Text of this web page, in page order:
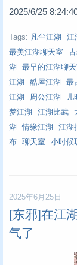
2025/6/25
Tags: 凡尘江湖 江
最美江湖聊天室
湖
最早的江湖聊
江湖
酷屋江湖 最
江湖
周公江湖 儿
梦江湖
江湖比武
湖
情缘江湖 江湖
布
聊天室 小时候
2025年6月25日
[东邪]在江
气了